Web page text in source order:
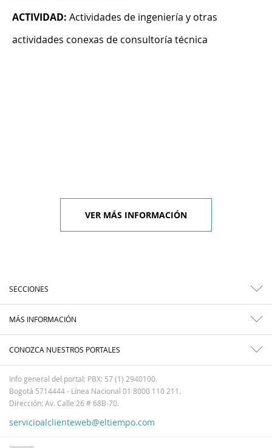
ACTIVIDAD: Actividades de ingeniería y otras
actividades conexas de consultoría técnica
VER MÁS INFORMACIÓN
SECCIONES
MÁS INFORMACIÓN
CONOZCA NUESTROS PORTALES
Info general del portal: PBX: 57 (1) 2940100.
Bogotá 5714444 - Línea Nacional 01 8000 110 211.
Dirección: Av. Calle 26 # 68B-70.
servicioalclienteweb@eltiempo.com